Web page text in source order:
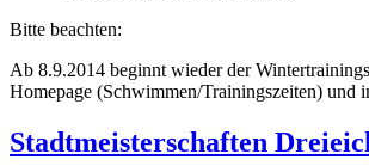
Bitte beachten:
Ab 8.9.2014 beginnt wieder der
Homepage (Schwimmen/Trainingszeiten) und
Stadtmeisterschaften